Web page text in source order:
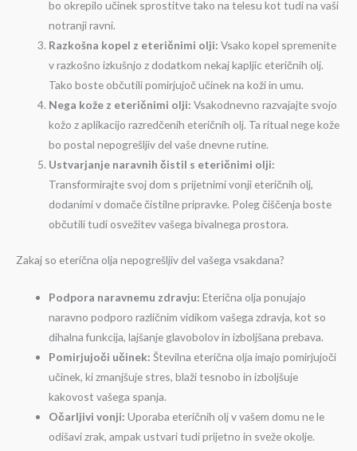
bo okrepilo učinek sprostitve tako na telesu kot tudi na vaši
notranji ravni.
Razkošna kopel z eteričnimi olji: Vsako kopel spremenite
v razkošno izkušnjo z dodatkom nekaj kapljic eteričnih olj.
Tako boste občutili pomirjujoč učinek na koži in umu.
Nega kože z eteričnimi olji: Vsakodnevno razvajajte svojo
kožo z aplikacijo razredčenih eteričnih olj. Ta ritual nege kože
bo postal nepogrešljiv del vaše dnevne rutine.
Ustvarjanje naravnih čistil s eteričnimi olji:
Transformirajte svoj dom s prijetnimi vonji eteričnih olj,
dodanimi v domače čistilne pripravke. Poleg čiščenja boste
občutili tudi osvežitev vašega bivalnega prostora.
Zakaj so eterična olja nepogrešljiv del vašega vsakdana?
Podpora naravnemu zdravju: Eterična olja ponujajo
naravno podporo različnim vidikom vašega zdravja, kot so
dihalna funkcija, lajšanje glavobolov in izboljšana prebava.
Pomirjujoči učinek: Številna eterična olja imajo pomirjujoči
učinek, ki zmanjšuje stres, blaži tesnobo in izboljšuje
kakovost vašega spanja.
Očarljivi vonji: Uporaba eteričnih olj v vašem domu ne le
odišavi zrak, ampak ustvari tudi prijetno in sveže okolje.